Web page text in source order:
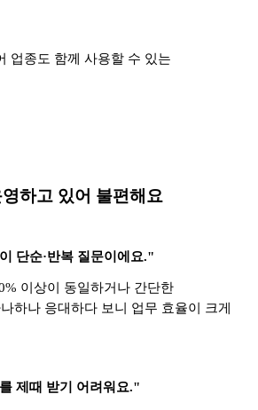
업종도 함께 사용할 수 있는
하고 있어 불편해요
단순·반복 질문이에요."
이상이 동일하거나 간단한
하나 응대하다 보니 업무 효율이 크게
제때 받기 어려워요."